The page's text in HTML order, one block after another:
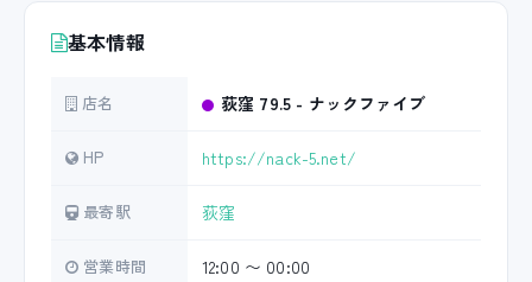
基本情報
店名 荻窪 79.5 - ナックファイブ
HP https://nack-5.net/
最寄駅 荻窪
営業時間 12:00 〜 00:00